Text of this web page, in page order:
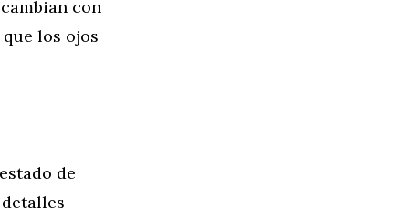
con
los ojos
de